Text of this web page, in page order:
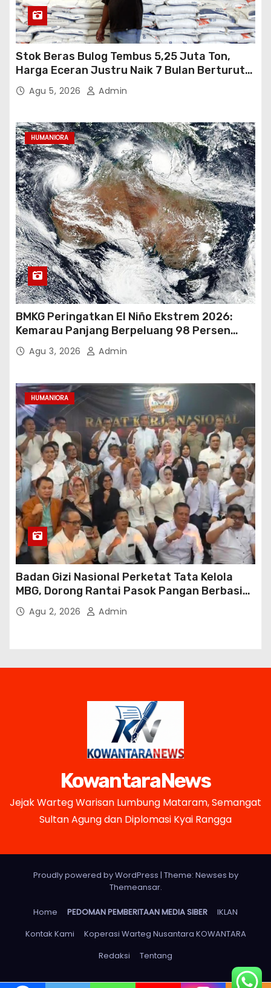
Stok Beras Bulog Tembus 5,25 Juta Ton,
Harga Eceran Justru Naik 7 Bulan Berturut-
TurutAgu 5, 2026 Admin
HUMANIORA
BMKG Peringatkan El Niño Ekstrem 2026:
Kemarau Panjang Berpeluang 98 Persen
hingga Awal 2027
Agu 3, 2026 Admin
HUMANIORA
Badan Gizi Nasional Perketat Tata Kelola
MBG, Dorong Rantai Pasok Pangan Berbasis
Petani Lokal
Agu 2, 2026 Admin
KowantaraNews
Jejak Warteg Warisan Lumbung Mataram, Semangat
Sultan Agung dan Diplomasi Kyai Rangga
Proudly powered by WordPress | Theme: Newses by
Themeansar.
Home PEDOMAN PEMBERITAAN MEDIA SIBER
IKLAN
Kontak Kami
Koperasi Warteg Nusantara KOWANTARA
Redaksi
Tentang